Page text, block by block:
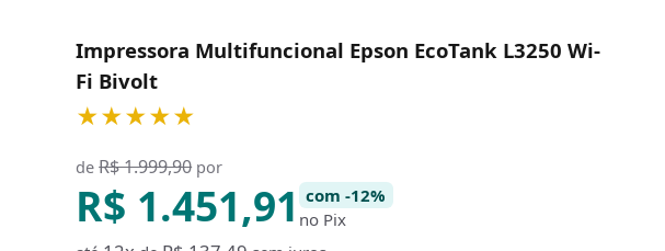
Impressora Multifuncional Epson EcoTank L3250 Wi-
Fi Bivolt
★★★★★
deR$ 1.999,90por
R$ 1.451,91 com -12%
no Pix